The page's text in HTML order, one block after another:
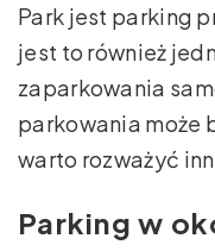
Park jest parking
jest to również
zaparkowania
parkowania może
warto rozważyć
Parking w